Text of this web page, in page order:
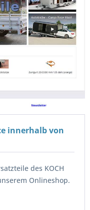
innerhalb von
des KOCH
Onlineshop.